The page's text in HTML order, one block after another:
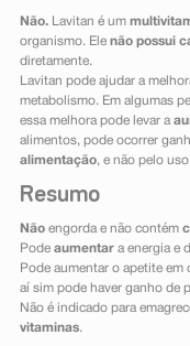
Não.Lavitan é um
organismo. Ele não possui
diretamente.
Lavitan pode ajudar a
metabolismo. Em algumas
essa melhora pode levar a
alimentos, pode ocorrer
alimentação, e não pelo
Resumo
Nãoengorda e não contém
Pode aumentara energia e
Pode aumentar o apetite em
aí sim pode haver ganho de
Não é indicado para
vitaminas.